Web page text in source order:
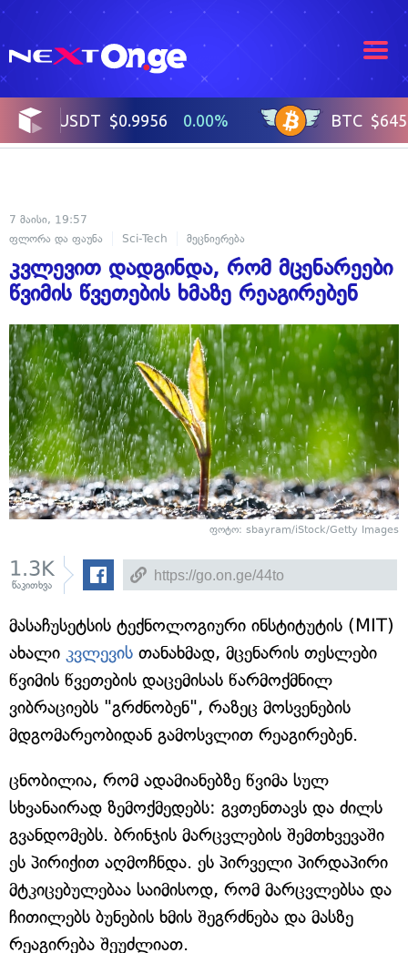
7 მაისი, 19:57
ფლორა და ფაუნა
Sci-Tech მეცნიერება
კვლევით დადგინდა, რომ მცენარეები
წვიმის წვეთების ხმაზე რეაგირებენ
ფოტო: sbayram/iStock/Getty Images
1.3K
წაკითხვა
მასაჩუსეტსის ტექნოლოგიური ინსტიტუტის (MIT)
ახალი კვლევის თანახმად, მცენარის თესლები
წვიმის წვეთების დაცემისას წარმოქმნილ
ვიბრაციებს "გრძნობენ", რაზეც მოსვენების
მდგომარეობიდან გამოსვლით რეაგირებენ.
ცნობილია, რომ ადამიანებზე წვიმა სულ
სხვანაირად ზემოქმედებს: გვთენთავს და ძილს
გვანდომებს. ბრინჯის მარცვლების შემთხვევაში
ეს პირიქით აღმოჩნდა. ეს პირველი პირდაპირი
მტკიცებულებაა საიმისოდ, რომ მარცვლებსა და
ჩითილებს ბუნების ხმის შეგრძნება და მასზე
რეაგირება შეუძლიათ.